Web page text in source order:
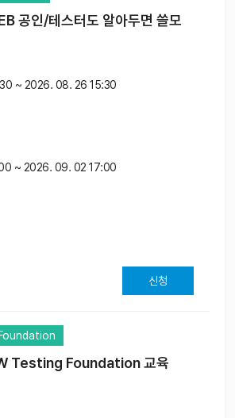
공인/테스터도 알아두면 쓸모
~ 2026. 08. 26 15:30
~ 2026. 09. 02 17:00
신청
Foundation
Testing Foundation 교육